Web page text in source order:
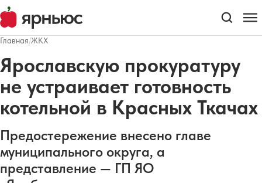
Главная/ЖКХ
Ярославскую прокуратуру
не устраивает готовность
котельной в Красных Ткачах
Предостережение внесено главе
муниципального округа, а
представление — ГП ЯО